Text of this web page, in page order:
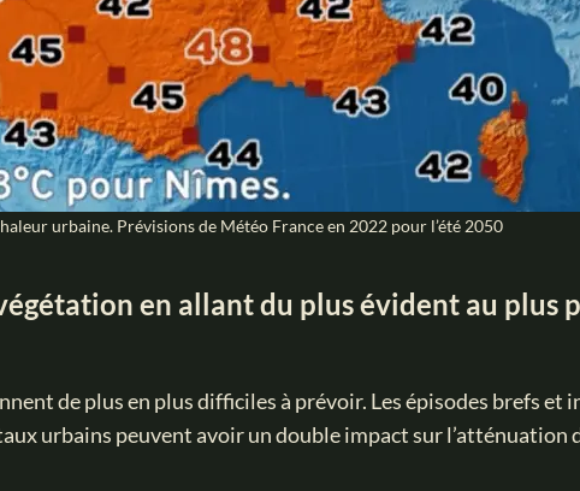
urbaine. Prévisions de Météo France en 2022 pour l’été 2050
en allant du plus évident au plus
de plus en plus difficiles à prévoir. Les épisodes brefs et
urbains peuvent avoir un double impact sur l’atténuation